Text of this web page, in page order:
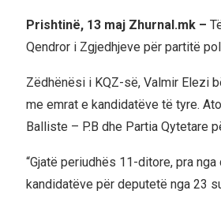
Prishtinë, 13 maj Zhurnal.mk –
Qendror i Zgjedhjeve për partitë
Zëdhënësi i KQZ-së, Valmir Elezi
me emrat e kandidatëve të tyre.
Balliste – P.B dhe Partia Qytetare
“Gjatë periudhës 11-ditore, pra
kandidatëve për deputetë nga 23